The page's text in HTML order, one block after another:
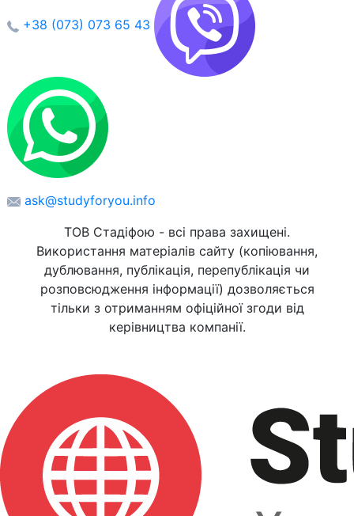
+38 (073) 073 65 43
ask@studyforyou.info
ТОВ Стадіфою - всі права захищені.
Використання матеріалів сайту (копіювання,
дублювання, публікація, перепублікація чи
розповсюдження інформації) дозволяється
тільки з отриманням офіційної згоди від
керівництва компанії.